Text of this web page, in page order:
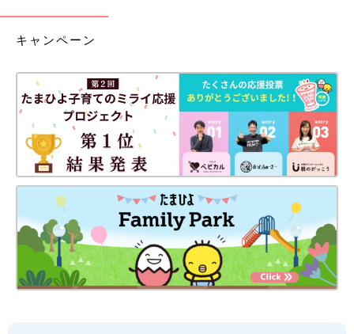
キャンペーン